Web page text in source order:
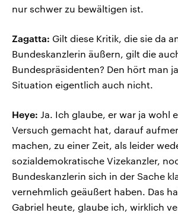
nur schwer zu bewältigen ist.
Zagatta: Gilt diese Kritik, die sie da
Bundeskanzlerin äußern, gilt die
Bundespräsidenten? Den hört man
Situation eigentlich auch nicht.
Heye: Ja. Ich glaube, er war ja wohl
Versuch gemacht hat, darauf
machen, zu einer Zeit, als leider
sozialdemokratische Vizekanzler,
Bundeskanzlerin sich in der Sache
vernehmlich geäußert haben. Das
Gabriel heute, glaube ich, wirklich